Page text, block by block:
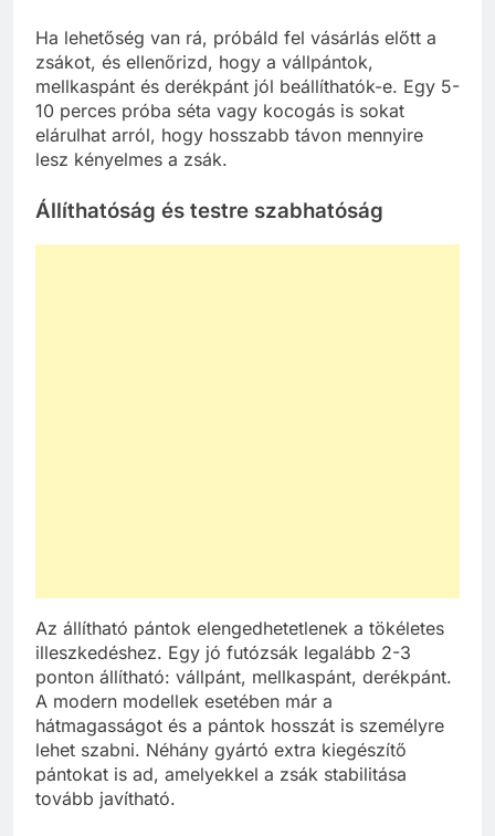
Ha lehetőség van rá, próbáld fel vásárlás előtt a
zsákot, és ellenőrizd, hogy a vállpántok,
mellkaspánt és derékpánt jól beállíthatók-e. Egy 5-
10 perces próba séta vagy kocogás is sokat
elárulhat arról, hogy hosszabb távon mennyire
lesz kényelmes a zsák.
Állíthatóság és testre szabhatóság
Az állítható pántok elengedhetetlenek a tökéletes
illeszkedéshez. Egy jó futózsák legalább 2-3
ponton állítható: vállpánt, mellkaspánt, derékpánt.
A modern modellek esetében már a
hátmagasságot és a pántok hosszát is személyre
lehet szabni. Néhány gyártó extra kiegészítő
pántokat is ad, amelyekkel a zsák stabilitása
tovább javítható.